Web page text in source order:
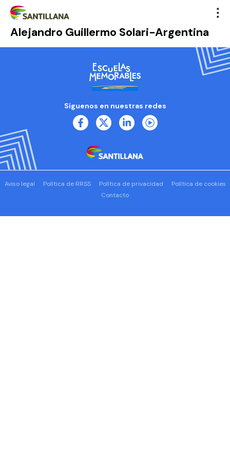
Alejandro Guillermo Solari-Argentina
Síguenos en nuestras redes
Aviso legal Política de RRSS Política de privacidad
Política de cookies
Contacto